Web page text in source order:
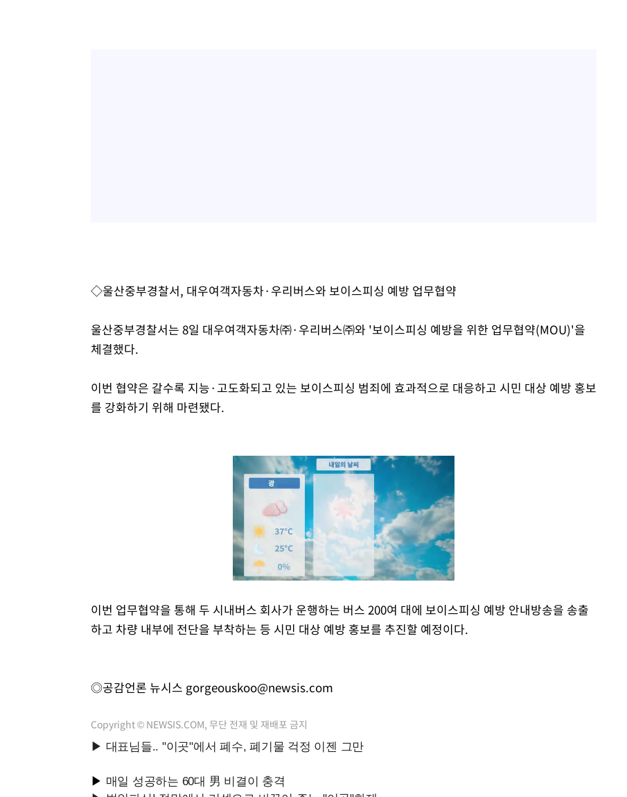
◇울산중부경찰서, 대우여객자동차·우리버스와 보이스피싱 예방 업무협약
울산중부경찰서는 8일 대우여객자동차㈜·우리버스㈜와 '보이스피싱 예방을 위한 업무협약(MOU)'을
체결했다.
이번 협약은 갈수록 지능·고도화되고 있는 보이스피싱 범죄에 효과적으로 대응하고 시민 대상 예방 홍보
를 강화하기 위해 마련됐다.
Mute
이번 업무협약을 통해 두 시내버스 회사가 운행하는 버스 200여 대에 보이스피싱 예방 안내방송을 송출
하고 차량 내부에 전단을 부착하는 등 시민 대상 예방 홍보를 추진할 예정이다.
◎공감언론 뉴시스 gorgeouskoo@newsis.com
Copyright © NEWSIS.COM, 무단 전재 및 재배포 금지